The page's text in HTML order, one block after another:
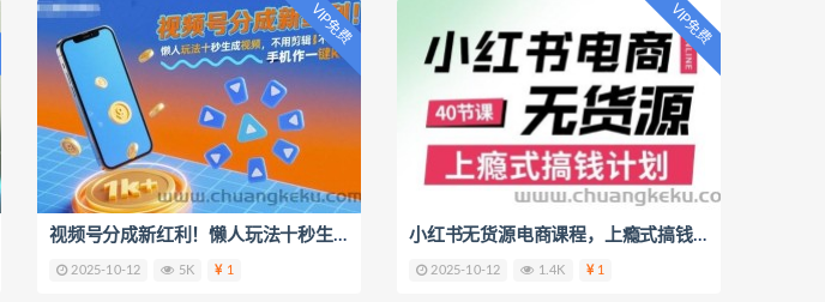
VIP免费
视频号分成新红利！懒人玩法十秒生成视频，不用剪辑不用拍摄，手机一键操作，单日1k+【揭秘】
2025-10-12 5K 1
VIP免费
小红书无货源电商课程，上瘾式搞钱计划，不论月薪3k还是3W都应该学的賺钱技巧
2025-10-12 1.4K 1